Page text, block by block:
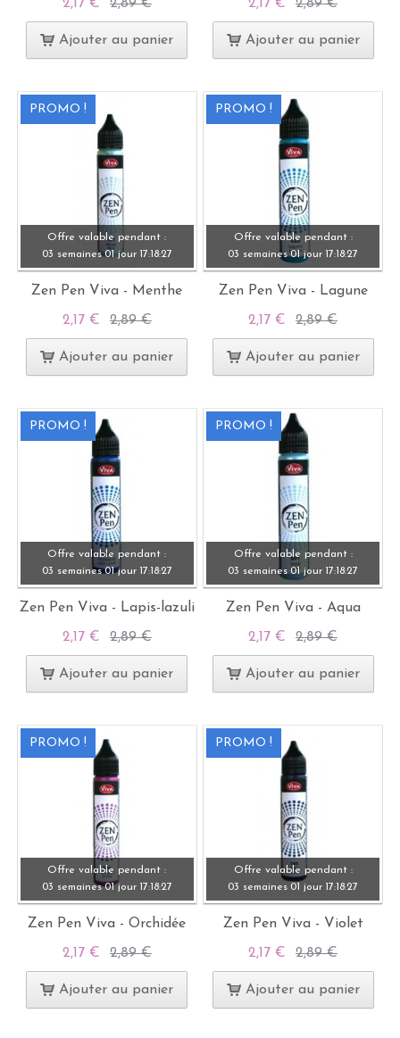
2,17 € 2,89 €
Ajouter au panier
2,17 € 2,89 €
Ajouter au panier
PROMO !
Offre valable pendant :
03 semaines 01 jour 17:18:27
Zen Pen Viva - Menthe
2,17 € 2,89 €
Ajouter au panier
PROMO !
Offre valable pendant :
03 semaines 01 jour 17:18:27
Zen Pen Viva - Lagune
2,17 € 2,89 €
Ajouter au panier
PROMO !
Offre valable pendant :
03 semaines 01 jour 17:18:27
Zen Pen Viva - Lapis-lazuli
2,17 € 2,89 €
Ajouter au panier
PROMO !
Offre valable pendant :
03 semaines 01 jour 17:18:27
Zen Pen Viva - Aqua
2,17 € 2,89 €
Ajouter au panier
PROMO !
Offre valable pendant :
03 semaines 01 jour 17:18:27
Zen Pen Viva - Orchidée
2,17 € 2,89 €
Ajouter au panier
PROMO !
Offre valable pendant :
03 semaines 01 jour 17: 18:27
Zen Pen Viva - Violet
2,17 € 2,89 €
Ajouter au panier